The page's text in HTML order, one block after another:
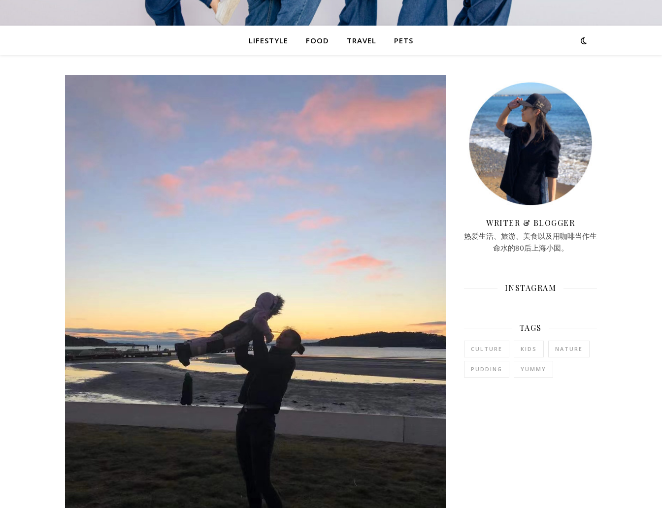
LIFESTYLE FOOD TRAVEL PETS
WRITER & BLOGGER
热爱生活、旅游、美食以及用咖啡当作生
命水的80后上海小囡。
INSTAGRAM
TAGS
CULTURE KIDS NATURE
PUDDING YUMMY